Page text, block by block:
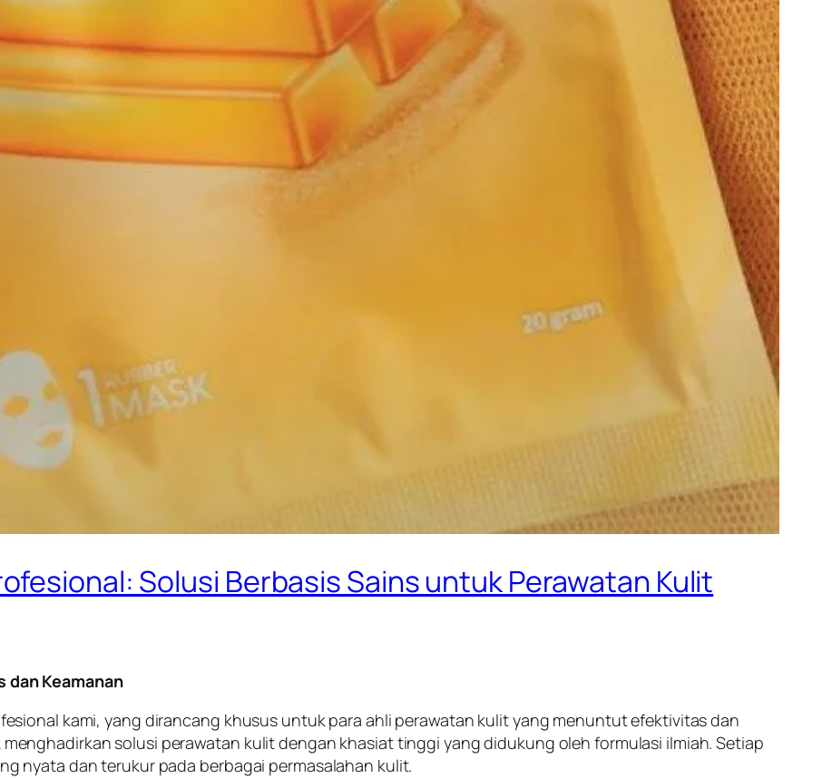
Solusi Berbasis Sains untuk Perawatan Kulit
dan Keamanan
kami, yang dirancang khusus untuk para ahli perawatan kulit yang menuntut efektivitas dan
solusi perawatan kulit dengan khasiat tinggi yang didukung oleh formulasi ilmiah. Setiap
nyata dan terukur pada berbagai permasalahan kulit.